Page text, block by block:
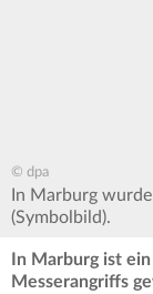
© dpa
In Marburg
(Symbolbild).
In Marburg ist
Messerangriffs